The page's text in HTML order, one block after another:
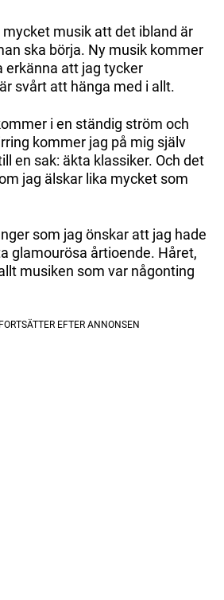
musik att det ibland är
ska börja. Ny musik kommer
erkänna att jag tycker
svårt att hänga med i allt.
i en ständig ström och
kommer jag på mig själv
en sak: äkta klassiker. Och det
jag älskar lika mycket som
som jag önskar att jag hade
glamourösa årtioende. Håret,
musiken som var någonting